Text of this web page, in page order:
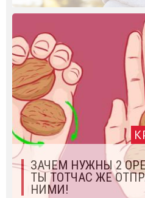
ЗАЧЕМ НУЖНЫ 2
ТЫ ТОТЧАС ЖЕ
НИМИ!